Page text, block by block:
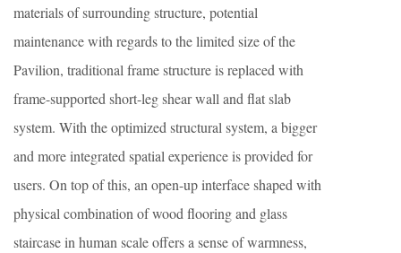
materials of surrounding structure, potential
maintenance with regards to the limited size of the
Pavilion, traditional frame structure is replaced with
frame-supported short-leg shear wall and flat slab
system. With the optimized structural system, a bigger
and more integrated spatial experience is provided for
users. On top of this, an open-up interface shaped with
physical combination of wood flooring and glass
staircase in human scale offers a sense of warmness,